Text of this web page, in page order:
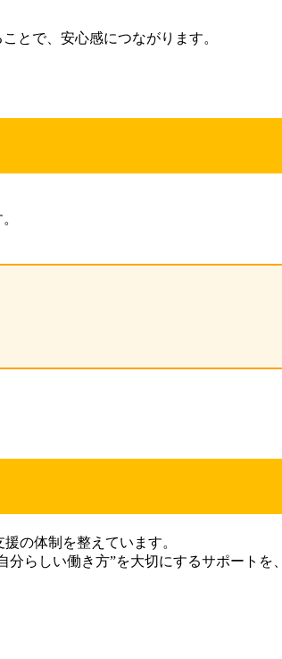
とで、安心感につながります。
の体制を整えています。
らしい働き方”を大切にするサポートを